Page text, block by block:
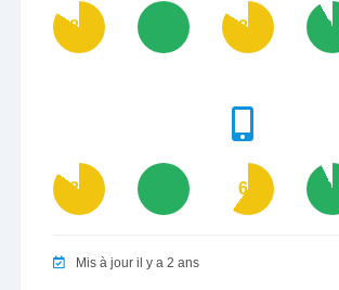
84 84 92
85 60 93
Mis à jour il y a 2 ans